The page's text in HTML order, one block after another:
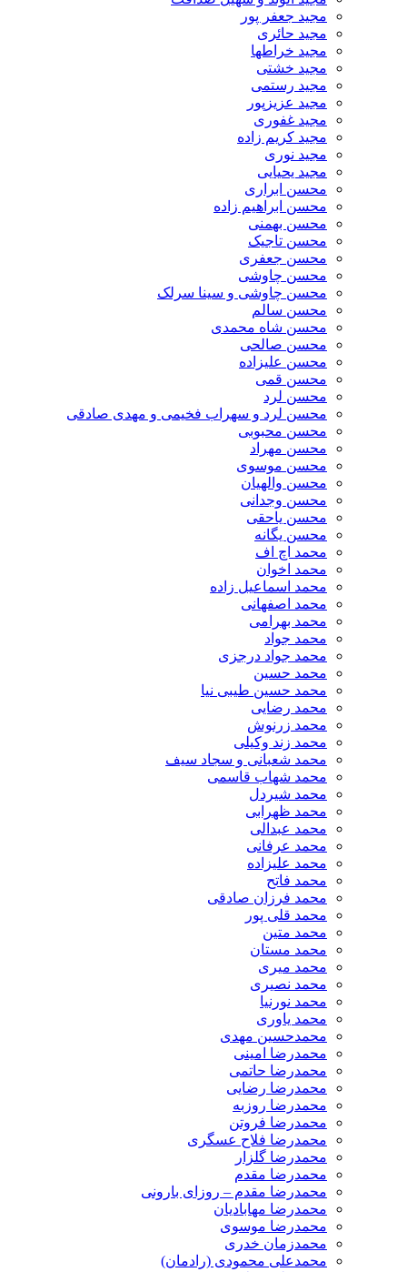
مجید جعفر پور
مجید حائری
مجید خراطها
مجید خشتی
مجید رستمی
مجید عزیزپور
مجید غفوری
مجید کریم زاده
مجید نوری
مجید یحیایی
محسن ابراری
محسن ابراهیم زاده
محسن بهمنی
محسن تاجیک
محسن جعفری
محسن چاوشی
محسن چاوشی و سینا سرلک
محسن سالم
محسن شاه محمدی
محسن صالحی
محسن علیزاده
محسن قمی
محسن لرد
محسن لرد و سهراب فخیمی و مهدی صادقی
محسن محبوبی
محسن مهراد
محسن موسوی
محسن والهیان
محسن وجدانی
محسن یاحقی
محسن یگانه
محمد اچ اف
محمد اخوان
محمد اسماعیل زاده
محمد اصفهانی
محمد بهرامی
محمد جواد
محمد جواد درجزی
محمد حسین
محمد حسین طیبی نیا
محمد رضایی
محمد زرنوش
محمد زند وکیلی
محمد شعبانی و سجاد سیف
محمد شهاب قاسمی
​محمد شیردل
محمد ظهرابی
محمد عبدالی
محمد عرفانی
محمد علیزاده
محمد فاتح
محمد فرزان صادقی
محمد قلی پور
محمد متین
محمد مستان
محمد میری
محمد نصیری
محمد نورنیا
محمد یاوری
محمدحسین مهدی
محمدرضا امینی
محمدرضا حاتمی
محمدرضا رضایی
محمدرضا روزبه
محمدرضا فروتن
محمدرضا فلاح عسگری
محمدرضا گلزار
محمدرضا مقدم
محمدرضا مقدم – روزای بارونی
محمدرضا مهابادیان
محمدرضا موسوی
محمدزمان خدری
محمدعلی محمودی (رادمان)